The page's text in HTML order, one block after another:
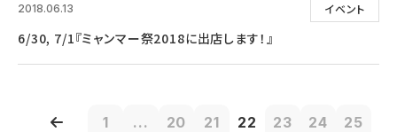
イベント
2018.06.13
6/30, 7/1『ミャンマー祭2018に出店します！』
1 ... 20 21 22 23 24 25